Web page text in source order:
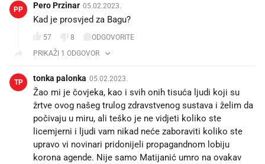
PP Pero Przinar 05.02.2023.
Kad je prosvjed za Bagu?
57 8
ODGOVORITE
PRIKAŽI 1 ODGOVOR
TP tonka palonka 05.02.2023.
Žao mi je čovjeka, kao i svih onih tisuća ljudi koji su
žrtve ovog našeg trulog zdravstvenog sustava i želim da
počivaju u miru, ali teško je ne vidjeti koliko ste
licemjerni i ljudi vam nikad neće zaboraviti koliko ste
upravo vi novinari pridonijeli propagandnom lobiju
korona agende. Nije samo Matijanić umro na ovakav